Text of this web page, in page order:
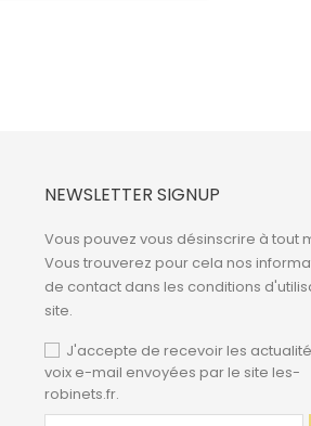
NEWSLETTER SIGNUP
Vous pouvez vous désinscrire à tout
Vous trouverez pour cela nos
de contact dans les conditions
site.
J'accepte de recevoir les
voix e-mail envoyées par le site les-
robinets.fr.